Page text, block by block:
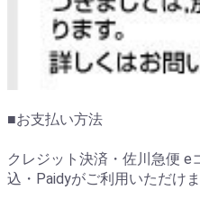
■お支払い方法
クレジット決済・佐川急便 e
込・Paidyがご利用いただけま